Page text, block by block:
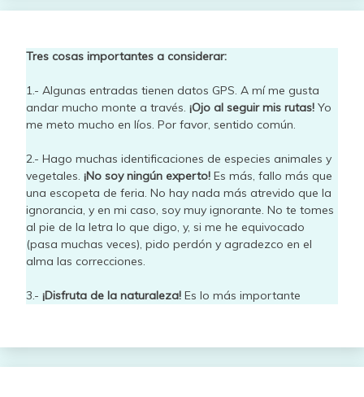
Tres cosas importantes a considerar:
1.- Algunas entradas tienen datos GPS. A mí me gusta
andar mucho monte a través. ¡Ojo al seguir mis rutas! Yo
me meto mucho en líos. Por favor, sentido común.
2.- Hago muchas identificaciones de especies animales y
vegetales. ¡No soy ningún experto! Es más, fallo más que
una escopeta de feria. No hay nada más atrevido que la
ignorancia, y en mi caso, soy muy ignorante. No te tomes
al pie de la letra lo que digo, y, si me he equivocado
(pasa muchas veces), pido perdón y agradezco en el
alma las correcciones.
3.- ¡Disfruta de la naturaleza! Es lo más importante